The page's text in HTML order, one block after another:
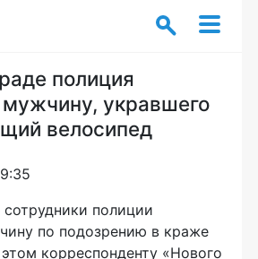
полиция
укравшего
велосипед
полиции
по подозрению в краже
корреспонденту «Нового